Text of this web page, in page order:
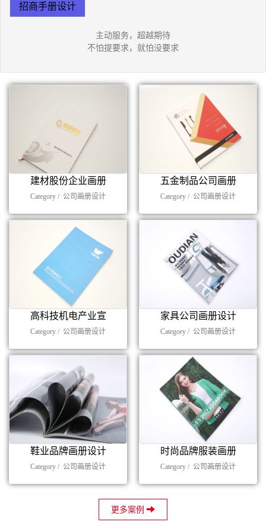
招商手册设计
主动服务，超越期待
不怕提要求，就怕没要求
建材股份企业画册
Category / 公司画册设计
五金制品公司画册
Category / 公司画册设计
高科技机电产业宣
Category / 公司画册设计
家具公司画册设计
Category / 公司画册设计
鞋业品牌画册设计
Category / 公司画册设计
时尚品牌服装画册
Category / 公司画册设计
更多案例